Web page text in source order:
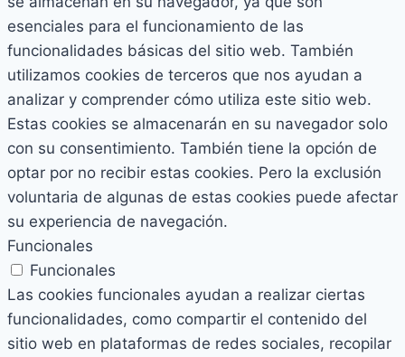
esenciales para el funcionamiento de las
funcionalidades básicas del sitio web. También
utilizamos cookies de terceros que nos ayudan a
analizar y comprender cómo utiliza este sitio web.
Estas cookies se almacenarán en su navegador solo
con su consentimiento. También tiene la opción de
optar por no recibir estas cookies. Pero la exclusión
voluntaria de algunas de estas cookies puede afectar
su experiencia de navegación.
Funcionales
Funcionales
Las cookies funcionales ayudan a realizar ciertas
funcionalidades, como compartir el contenido del
sitio web en plataformas de redes sociales, recopilar